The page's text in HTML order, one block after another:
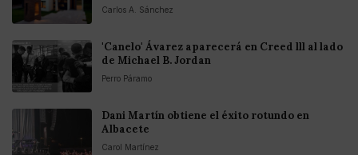
Carlos A. Sánchez
'Canelo' Ávarez aparecerá en Creed lll al lado
de Michael B. Jordan
Perro Páramo
Dani Martín obtiene el éxito rotundo en
Albacete
Carol Martínez